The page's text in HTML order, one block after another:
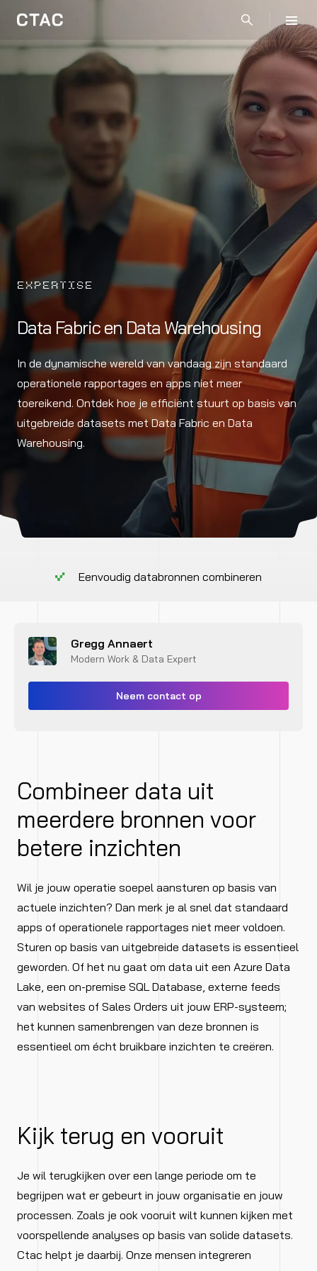
EXPERTISE
Data Fabric en Data Warehousing
In de dynamische wereld van vandaag zijn standaard
operationele rapportages en apps niet meer
toereikend. Ontdek hoe je efficiënt stuurt op basis van
uitgebreide datasets met Data Fabric en Data
Warehousing.
Eenvoudig databronnen combineren
Gregg Annaert
Modern Work & Data Expert
Neem contact op
Combineer data uit
meerdere bronnen voor
betere inzichten
Wil je jouw operatie soepel aansturen op basis van
actuele inzichten? Dan merk je al snel dat standaard
apps of operationele rapportages niet meer voldoen.
Sturen op basis van uitgebreide datasets is essentieel
geworden. Of het nu gaat om data uit een Azure Data
Lake, een on-premise SQL Database, externe feeds
van websites of Sales Orders uit jouw ERP-systeem;
het kunnen samenbrengen van deze bronnen is
essentieel om écht bruikbare inzichten te creëren.
Kijk terug en vooruit
Je wil terugkijken over een lange periode om te
begrijpen wat er gebeurt in jouw organisatie en jouw
processen. Zoals je ook vooruit wilt kunnen kijken met
voorspellende analyses op basis van solide datasets.
Ctac helpt je daarbij. Onze mensen integreren